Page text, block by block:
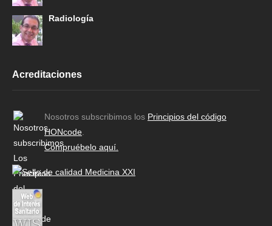
Radiología
Acreditaciones
Nosotros subscribimos los Principios del código
HONcode.
Compruébelo aquí.